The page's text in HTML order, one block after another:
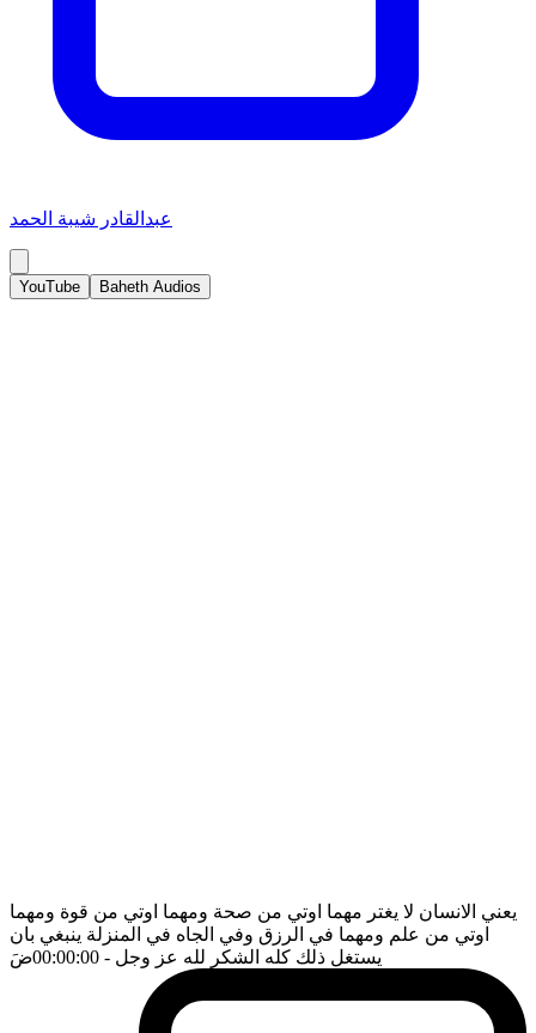
عبدالقادر شيبة الحمد
YouTube Baheth Audios
يعني الانسان لا يغتر مهما اوتي من صحة ومهما اوتي من قوة ومهما
اوتي من علم ومهما في الرزق وفي الجاه في المنزلة ينبغي بان
يستغل ذلك كله الشكر لله عز وجل - 00:00:00 ضَ